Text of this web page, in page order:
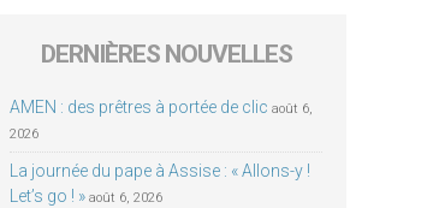
DERNIÈRES NOUVELLES
AMEN : des prêtres à portée de clic août 6,
2026
La journée du pape à Assise : « Allons-y !
Let’s go ! » août 6, 2026